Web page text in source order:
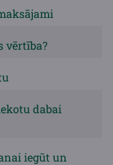
vērtība?
dabai
iegūt un